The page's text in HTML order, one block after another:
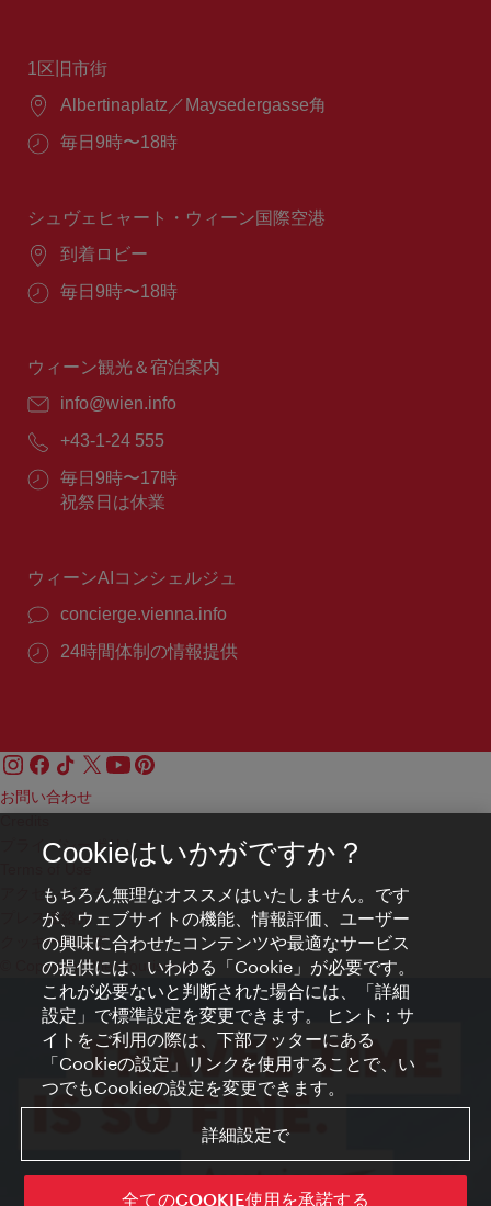
1区旧市街
場
Albertinaplatz／Maysedergasse角
営
間：
毎日9時〜18時
シュヴェヒャート・ウィーン国際空港
場
到着ロビー
営
間：
毎日9時〜18時
ウィーン観光＆宿泊案内
E
ー
ル：
info@wien.info
電
番
号：
+43-1-24 555
営
業
毎日9時〜17時
祝祭日は休業
ウィーンAIコンシェルジュ
concierge.vienna.info
24時間体制の情報提供
お問い合わせ
プライバシーポリシー
アクセシビリティ
プレス連絡先
クッキーの設定
© Copyright WienTourismus
Cookieはいかがですか？
もちろん無理なオススメはいたしません。です
が、ウェブサイトの機能、情報評価、ユーザー
の興味に合わせたコンテンツや最適なサービス
の提供には、いわゆる「Cookie」が必要です。
これが必要ないと判断された場合には、「詳細
設定」で標準設定を変更できます。 ヒント：サ
イトをご利用の際は、下部フッターにある
「Cookieの設定」リンクを使用することで、い
つでもCookieの設定を変更できます。
詳細設定で
全てのCOOKIE使用を承諾する